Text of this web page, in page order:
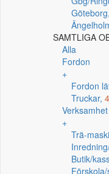
Göteborg,
SAMTLIGA
Alla
Fordon
+
Fordon
Truckar, 4
Verksamhet
+
Trä-
Butik/